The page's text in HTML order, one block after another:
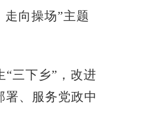
向操场”主题
三下乡”，改进
署、服务党政中